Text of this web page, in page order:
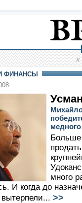
//
ФИНАНСЫ
Больше
много
И когда до
>>